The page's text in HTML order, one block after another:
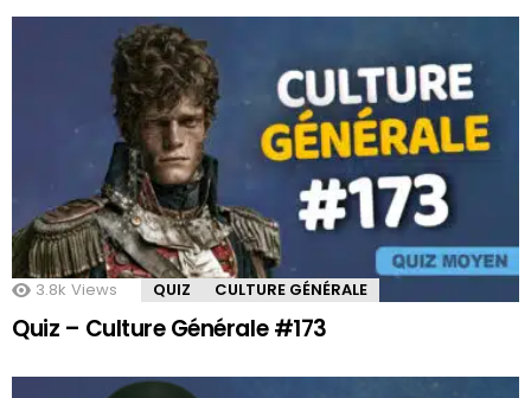
3.8k Views QUIZ CULTURE GÉNÉRALE
Quiz – Culture Générale #173